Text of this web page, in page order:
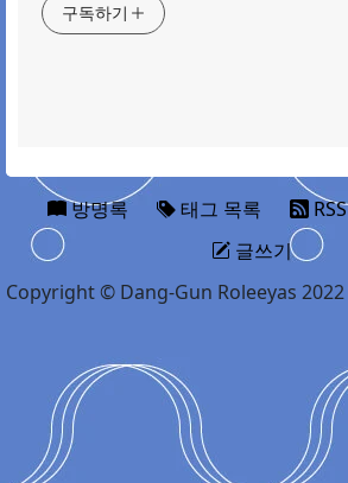
구독하기
방명록 태그 목록 RSS
글쓰기
Copyright © Dang-Gun Roleeyas 2022